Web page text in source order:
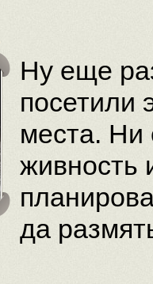
Ну еще
посетили
места. Ни
живность
да